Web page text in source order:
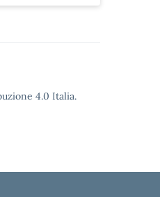
4.0 Italia.